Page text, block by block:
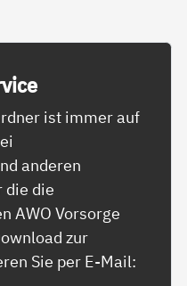
ist immer auf
anderen
die die
AWO Vorsorge
zur
Sie per E-Mail: